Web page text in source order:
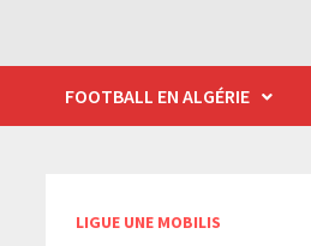
FOOTBALL EN ALGÉRIE
LIGUE UNE MOBILIS